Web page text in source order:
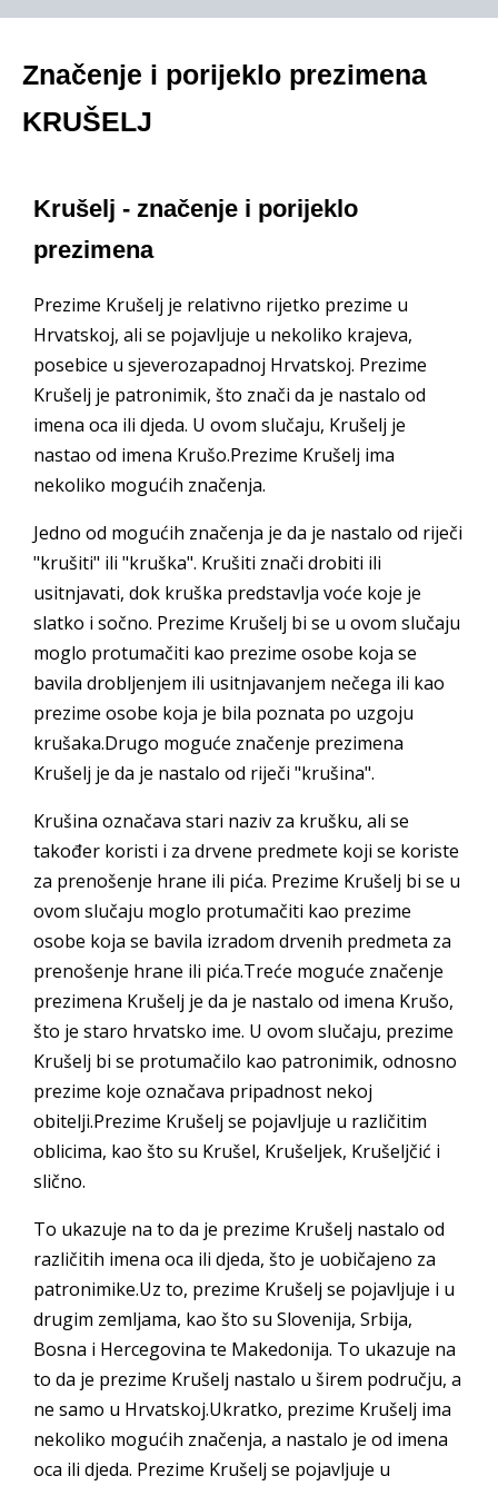
Značenje i porijeklo prezimena
KRUŠELJ
Krušelj - značenje i porijeklo
prezimena
Prezime Krušelj je relativno rijetko prezime u
Hrvatskoj, ali se pojavljuje u nekoliko krajeva,
posebice u sjeverozapadnoj Hrvatskoj. Prezime
Krušelj je patronimik, što znači da je nastalo od
imena oca ili djeda. U ovom slučaju, Krušelj je
nastao od imena Krušo.Prezime Krušelj ima
nekoliko mogućih značenja.
Jedno od mogućih značenja je da je nastalo od riječi
"krušiti" ili "kruška". Krušiti znači drobiti ili
usitnjavati, dok kruška predstavlja voće koje je
slatko i sočno. Prezime Krušelj bi se u ovom slučaju
moglo protumačiti kao prezime osobe koja se
bavila drobljenjem ili usitnjavanjem nečega ili kao
prezime osobe koja je bila poznata po uzgoju
krušaka.Drugo moguće značenje prezimena
Krušelj je da je nastalo od riječi "krušina".
Krušina označava stari naziv za krušku, ali se
također koristi i za drvene predmete koji se koriste
za prenošenje hrane ili pića. Prezime Krušelj bi se u
ovom slučaju moglo protumačiti kao prezime
osobe koja se bavila izradom drvenih predmeta za
prenošenje hrane ili pića.Treće moguće značenje
prezimena Krušelj je da je nastalo od imena Krušo,
što je staro hrvatsko ime. U ovom slučaju, prezime
Krušelj bi se protumačilo kao patronimik, odnosno
prezime koje označava pripadnost nekoj
obitelji.Prezime Krušelj se pojavljuje u različitim
oblicima, kao što su Krušel, Krušeljek, Krušeljčić i
slično.
To ukazuje na to da je prezime Krušelj nastalo od
različitih imena oca ili djeda, što je uobičajeno za
patronimike.Uz to, prezime Krušelj se pojavljuje i u
drugim zemljama, kao što su Slovenija, Srbija,
Bosna i Hercegovina te Makedonija. To ukazuje na
to da je prezime Krušelj nastalo u širem području, a
ne samo u Hrvatskoj.Ukratko, prezime Krušelj ima
nekoliko mogućih značenja, a nastalo je od imena
oca ili djeda. Prezime Krušelj se pojavljuje u